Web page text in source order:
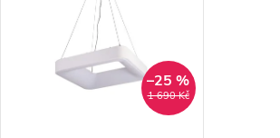
1 690 Kč
–25 %